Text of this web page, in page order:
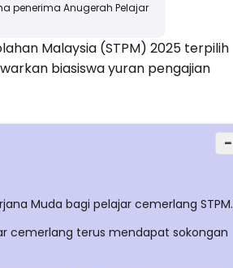
penerima Anugerah Pelajar
Malaysia (STPM) 2025 terpilih
biasiswa yuran pengajian
−
Muda bagi pelajar cemerlang STPM.
cemerlang terus mendapat sokongan